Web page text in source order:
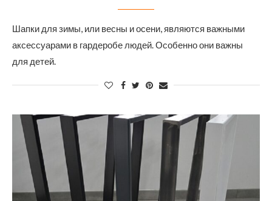
Шапки для зимы, или весны и осени, являются важными
аксессуарами в гардеробе людей. Особенно они важны
для детей.